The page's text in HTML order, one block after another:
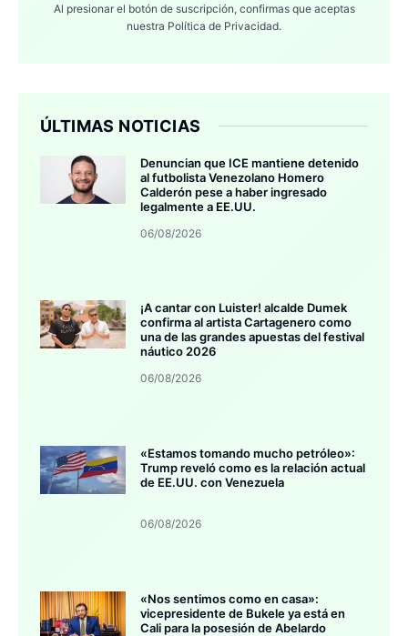
Al presionar el botón de suscripción, confirmas que aceptas
nuestra Política de Privacidad.
ÚLTIMAS NOTICIAS
Denuncian que ICE mantiene detenido
al futbolista Venezolano Homero
Calderón pese a haber ingresado
legalmente a EE.UU.
06/08/2026
¡A cantar con Luister! alcalde Dumek
confirma al artista Cartagenero como
una de las grandes apuestas del festival
náutico 2026
06/08/2026
«Estamos tomando mucho petróleo»:
Trump reveló como es la relación actual
de EE.UU. con Venezuela
06/08/2026
«Nos sentimos como en casa»:
vicepresidente de Bukele ya está en
Cali para la posesión de Abelardo